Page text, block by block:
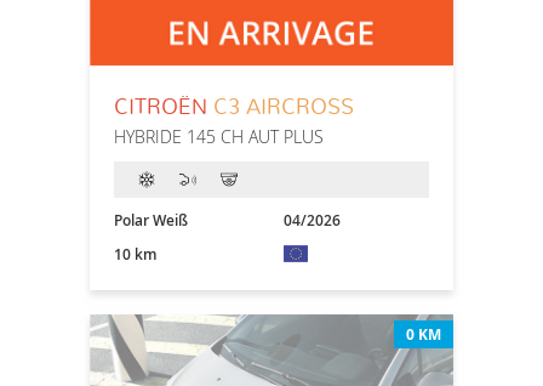
CITROËN C3 AIRCROSS
HYBRIDE 145 CH AUT PLUS
Polar Weiß
04/2026
10 km
0 KM